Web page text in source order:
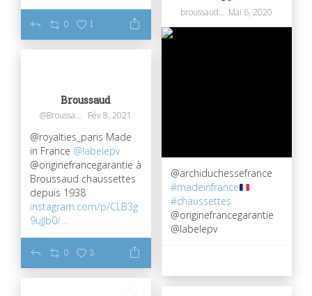
0 1
broussaudchaussettes Mai 6, 2020
@archiduchessefrance
#madeinfrance
#chaussettes
@originefrancegarantie
@labelepv
Broussaud
@Broussaudtextil Fév 8, 2021
@royalties_paris Made
in France @labelepv
@originefrancegarantie à
Broussaud chaussettes
depuis 1938
instagram.com/p/CLB3g
9uJJb0/…
0 3